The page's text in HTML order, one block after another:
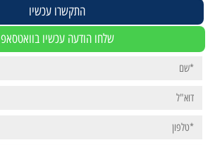
התקשרו עכשיו
שלחו הודעה עכשיו בוואטסאפ